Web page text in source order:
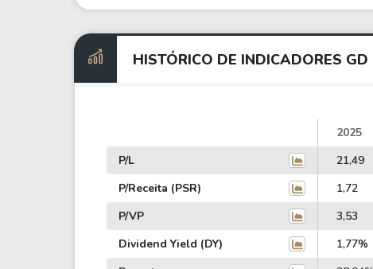
HISTÓRICO DE INDICADORES GD
2025
P/L
21,49
P/Receita (PSR)
1,72
P/VP
3,53
Dividend Yield (DY)
1,77%